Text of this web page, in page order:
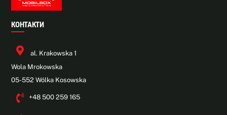
КОНТАКТИ
al. Krakowska 1
Wola Mrokowska
05-552 Wólka Kosowska
+48 500 259 165